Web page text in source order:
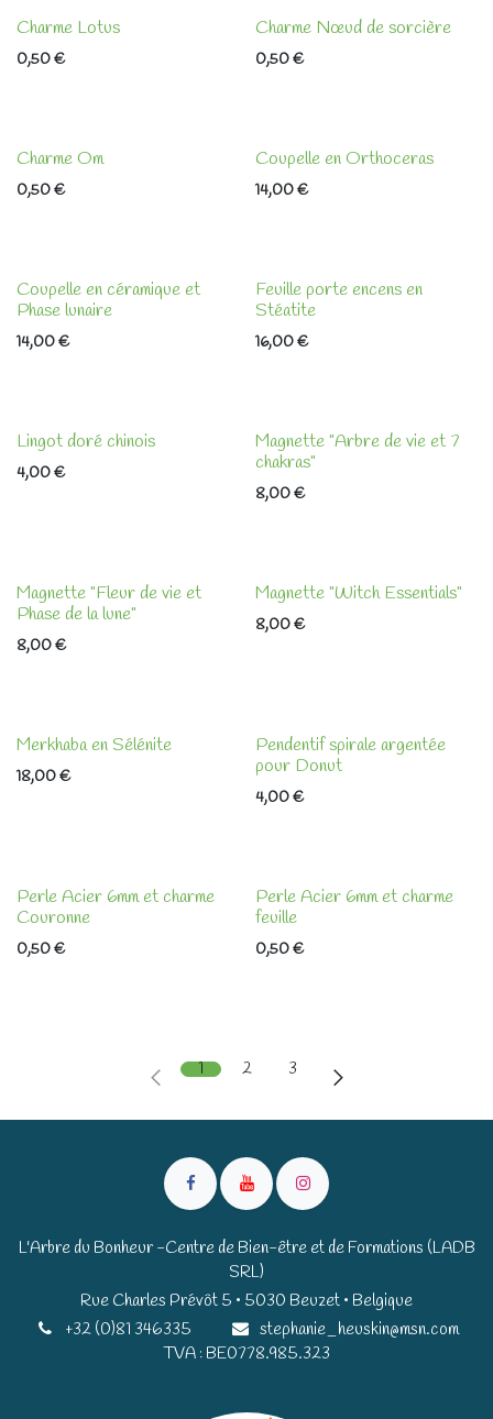
Charme Lotus
0,50€
Charme Nœud de sorcière
0,50€
Charme Om
0,50€
Coupelle en Orthoceras
14,00€
Coupelle en céramique et
Phase lunaire
14,00€
Feuille porte encens en
Stéatite
16,00€
Lingot doré chinois
4,00€
Magnette "Arbre de vie et 7
chakras"
8,00€
Magnette "Fleur de vie et
Phase de la lune"
8,00€
Magnette "Witch Essentials"
8,00€
Merkhaba en Sélénite
18,00€
Pendentif spirale argentée
pour Donut
4,00€
Perle Acier 6mm et charme
Couronne
0,50€
Perle Acier 6mm et charme
feuille
0,50€
1 2 3
L'Arbre du Bonheur -Centre de Bien-être et de Formations (LADB
SRL)
Rue Charles Prévôt 5 • 5030 Beuzet • Belgique​​
+32 (0)81 346335
stephanie_heuskin@msn.com
TVA : BE0778.985.323